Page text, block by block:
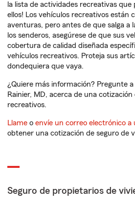
la lista de actividades recreativas
ellos! Los vehículos recreativos están
aventuras, pero antes de que salga a
los senderos, asegúrese de que sus
cobertura de calidad diseñada
vehículos recreativos. Proteja sus
dondequiera que vaya.
¿Quiere más información? Pregunte
Rainier, MD, acerca de una
recreativos.
Llame o envíe un correo electrónico a
obtener una cotización de seguro de
Seguro de propietarios de